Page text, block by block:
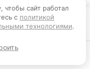
2 63 540₽
сайт работал
с политикой
технологиями.